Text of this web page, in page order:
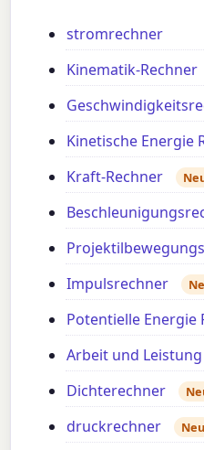
stromrechner
Kinematik-Rechner
Kinetische Energie
Kraft-Rechner
Impulsrechner
Potentielle Energie
Arbeit und
Dichterechner
druckrechner Neu